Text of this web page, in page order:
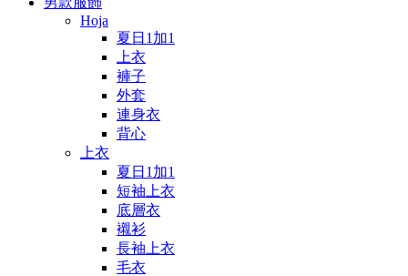
Hoja
夏日1加1
上衣
褲子
外套
連身衣
背心
上衣
夏日1加1
短袖上衣
底層衣
襯衫
長袖上衣
毛衣